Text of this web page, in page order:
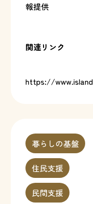
報提供
関連リンク
https://
暮らしの基盤
住民支援
民間支援